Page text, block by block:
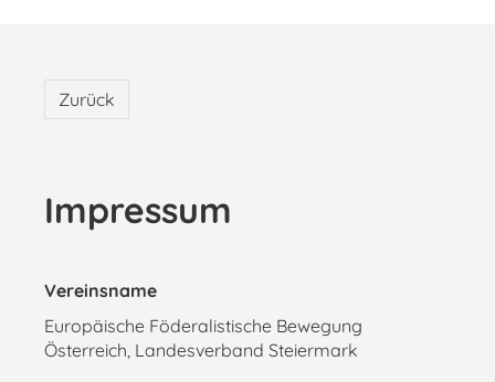
Zurück
Impressum
Vereinsname
Europäische Föderalistische Bewegung
Österreich, Landesverband Steiermark